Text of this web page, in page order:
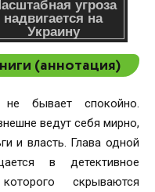
(аннотация)
бывает спокойно.
ведут себя мирно,
и власть. Глава одной
в детективное
скрываются